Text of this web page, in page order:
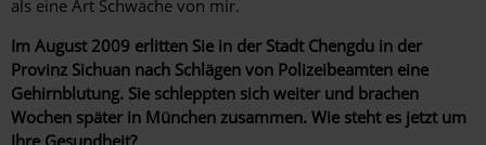
als eine Art Schwäche von mir.
Im August 2009 erlitten Sie in der Stadt Chengdu in der
Provinz Sichuan nach Schlägen von Polizeibeamten eine
Gehirnblutung. Sie schleppten sich weiter und brachen
Wochen später in München zusammen. Wie steht es jetzt um
Ihre Gesundheit?